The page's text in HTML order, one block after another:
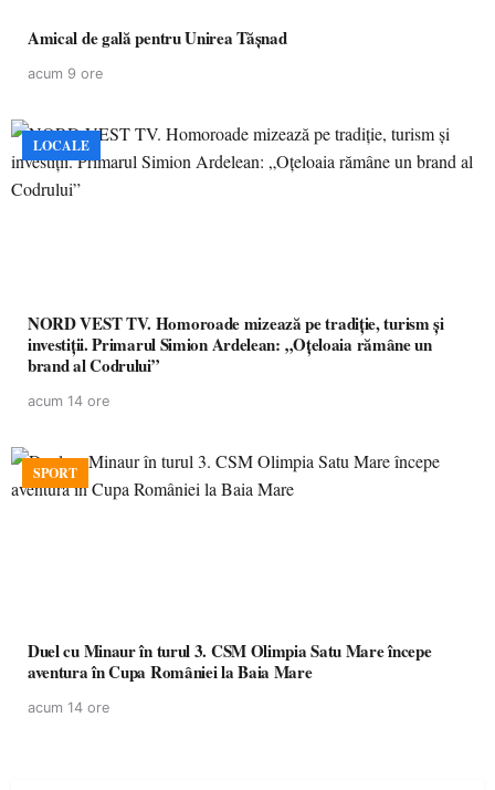
Amical de gală pentru Unirea Tășnad
acum 9 ore
LOCALE
NORD VEST TV. Homoroade mizează pe tradiție, turism și
investiții. Primarul Simion Ardelean: „Oțeloaia rămâne un
brand al Codrului”
acum 14 ore
SPORT
Duel cu Minaur în turul 3. CSM Olimpia Satu Mare începe
aventura în Cupa României la Baia Mare
acum 14 ore